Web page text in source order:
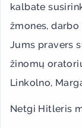
kalbate
žmones,
Jums pravers
žinomų
Linkolno,
Netgi Hitleris